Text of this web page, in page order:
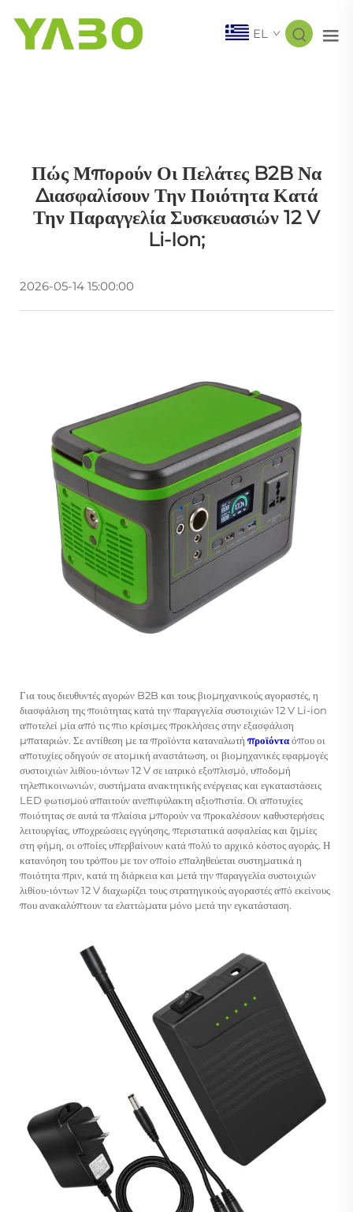
EL
Πώς Μπορούν Οι Πελάτες B2B Να
Διασφαλίσουν Την Ποιότητα Κατά
Την Παραγγελία Συσκευασιών 12 V
Li-Ion;
2026-05-14 15:00:00
Για τους διευθυντές αγορών B2B και τους βιομηχανικούς αγοραστές, η
διασφάλιση της ποιότητας κατά την παραγγελία συστοιχιών 12 V Li-ion
αποτελεί μία από τις πιο κρίσιμες προκλήσεις στην εξασφάλιση
μπαταριών. Σε αντίθεση με τα προϊόντα καταναλωτή προϊόνταόπου οι
αποτυχίες οδηγούν σε ατομική αναστάτωση, οι βιομηχανικές εφαρμογές
συστοιχιών λιθίου-ιόντων 12 V σε ιατρικό εξοπλισμό, υποδομή
τηλεπικοινωνιών, συστήματα ανακτητικής ενέργειας και εγκαταστάσεις
LED φωτισμού απαιτούν ανεπιφύλακτη αξιοπιστία. Οι αποτυχίες
ποιότητας σε αυτά τα πλαίσια μπορούν να προκαλέσουν καθυστερήσεις
λειτουργίας, υποχρεώσεις εγγύησης, περιστατικά ασφαλείας και ζημίες
στη φήμη, οι οποίες υπερβαίνουν κατά πολύ το αρχικό κόστος αγοράς. Η
κατανόηση του τρόπου με τον οποίο επαληθεύεται συστηματικά η
ποιότητα πριν, κατά τη διάρκεια και μετά την παραγγελία συστοιχιών
λιθίου-ιόντων 12 V διαχωρίζει τους στρατηγικούς αγοραστές από εκείνους
που ανακαλύπτουν τα ελαττώματα μόνο μετά την εγκατάσταση.